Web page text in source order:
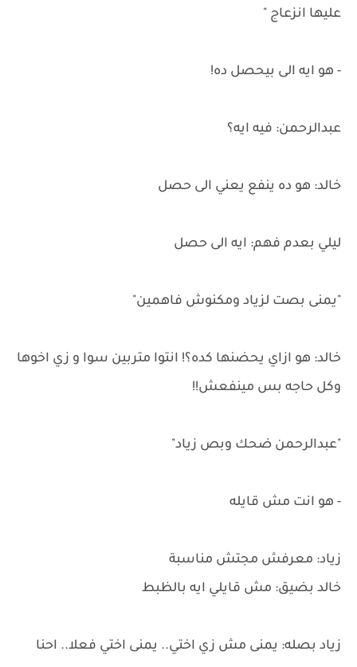
عليها انزعاج "
- هو ايه الى بيحصل ده!
عبدالرحمن: فيه ايه؟
خالد: هو ده ينفع يعني الى حصل
ليلي بعدم فهم: ايه الى حصل
"يمنى بصت لزياد ومكنوش فاهمين"
خالد: هو ازاي يحضنها كده؟! انتوا متربين سوا و زي اخوها
وكل حاجه بس مينفعش!!
"عبدالرحمن ضحك وبص زياد"
- هو انت مش قايله
زياد: معرفش مجتش مناسبة
خالد بضيق: مش قايلي ايه بالظبط
زياد بصله: يمنى مش زي اختي.. يمنى اختي فعلا.. احنا